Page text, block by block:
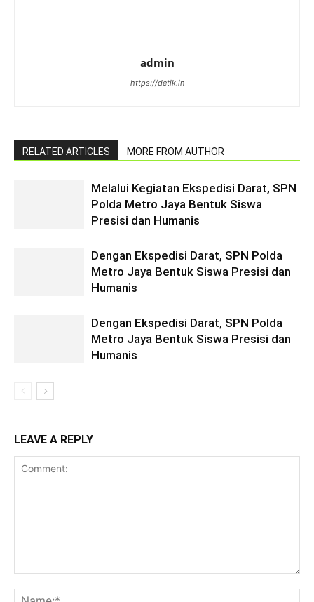
admin
https://detik.in
RELATED ARTICLES MORE FROM AUTHOR
Melalui Kegiatan Ekspedisi Darat, SPN
Polda Metro Jaya Bentuk Siswa
Presisi dan Humanis
Dengan Ekspedisi Darat, SPN Polda
Metro Jaya Bentuk Siswa Presisi dan
Humanis
Dengan Ekspedisi Darat, SPN Polda
Metro Jaya Bentuk Siswa Presisi dan
Humanis
LEAVE A REPLY